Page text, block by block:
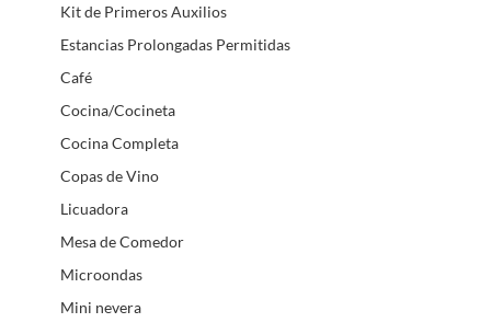
Kit de Primeros Auxilios
Estancias Prolongadas Permitidas
Café
Cocina/Cocineta
Cocina Completa
Copas de Vino
Licuadora
Mesa de Comedor
Microondas
Mini nevera